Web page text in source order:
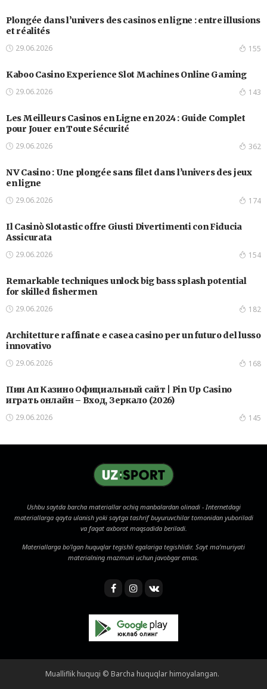
Plongée dans l’univers des casinos en ligne : entre illusions
et réalités
29.06.2026 155
Kaboo Casino Experience Slot Machines Online Gaming
29.06.2026 143
Les Meilleurs Casinos en Ligne en 2024 : Guide Complet
pour Jouer en Toute Sécurité
29.06.2026 362
NV Casino : Une plongée sans filet dans l’univers des jeux
en ligne
29.06.2026 174
Il Casinò Slotastic offre Giusti Divertimenti con Fiducia
Assicurata
29.06.2026 154
Remarkable techniques unlock big bass splash potential
for skilled fishermen
29.06.2026 182
Architetture raffinate e casea casino per un futuro del lusso
innovativo
29.06.2026 168
Пин Ап Казино Официальный сайт | Pin Up Casino
играть онлайн – Вход, Зеркало (2026)
29.06.2026 145
Ushbu saytda barcha materiallar ochiq manbalardan olinadi - Internetdagi
materiallarga qayta ulanish yoki saytga tashrif buyuruvchilar tomonidan yuboriladi
va faqat axborot maqsadida beriladi.
Materiallarga bo'lgan huquqlar tegishli egalariga tegishlidir. Sayt ma'muriyati
materialning mazmuni uchun javobgar emas.
Mualliflik huquqi © Barcha huquqlar himoyalangan.